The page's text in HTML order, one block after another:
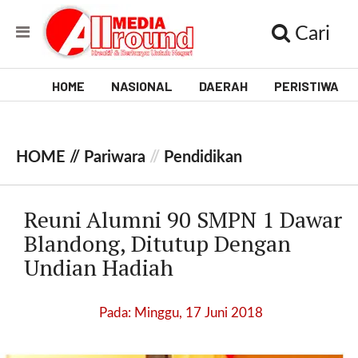
Cari
HOME NASIONAL DAERAH PERISTIWA
HOME // Pariwara // Pendidikan
Reuni Alumni 90 SMPN 1 Dawar
Blandong, Ditutup Dengan
Undian Hadiah
Pada: Minggu, 17 Juni 2018